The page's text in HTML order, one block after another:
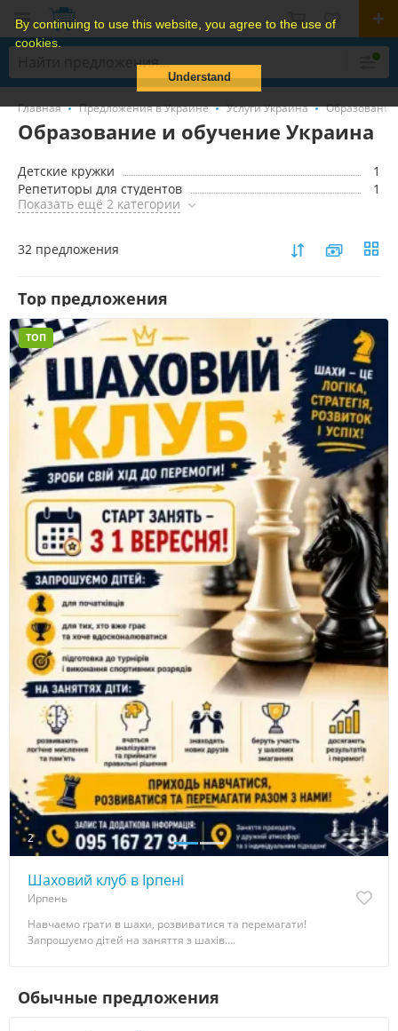
By continuing to use this website, you agree to the use of
cookies.
Understand
Главная Предложения в Украине Услуги Украина
Образование и обучение Украина
Детские кружки
1
Репетиторы для студентов
1
Показать ещё 2 категории
32 предложения
Top предложения
ТОП
2
Шаховий клуб в Ірпені
Ирпень
Навчаємо грати в шахи, розвиватися та перемагати!
Запрошуємо дітей на заняття з шахів....
Обычные предложения